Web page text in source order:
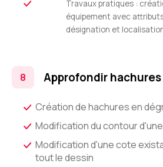
Travaux pratiques :
équipement avec
désignation et
Approfondir
Création de hachures en
Modification du contour
Modification d'une cote
tout le dessin